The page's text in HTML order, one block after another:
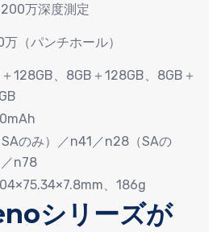
200万深度測定
（パンチホール）
128GB、8GB＋128GB、8GB＋
SAのみ）／n41／n28（SAの
n78
、186g
シリーズが